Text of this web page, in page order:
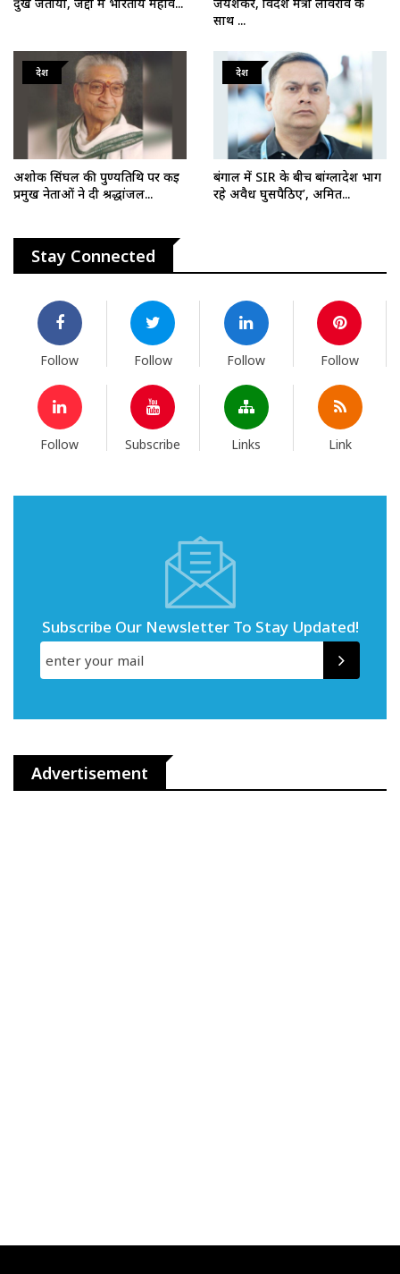
साथ ...
देश
अशोक सिंघल की पुण्यतिथि पर कई
प्रमुख नेताओं ने दी श्रद्धांजल...
देश
बंगाल में SIR के बीच बांग्लादेश भाग
रहे अवैध घुसपैठिए’, अमित...
Stay Connected
Follow Follow Follow Follow
Follow Subscribe Links Link
Subscribe Our Newsletter To Stay Updated!
Advertisement